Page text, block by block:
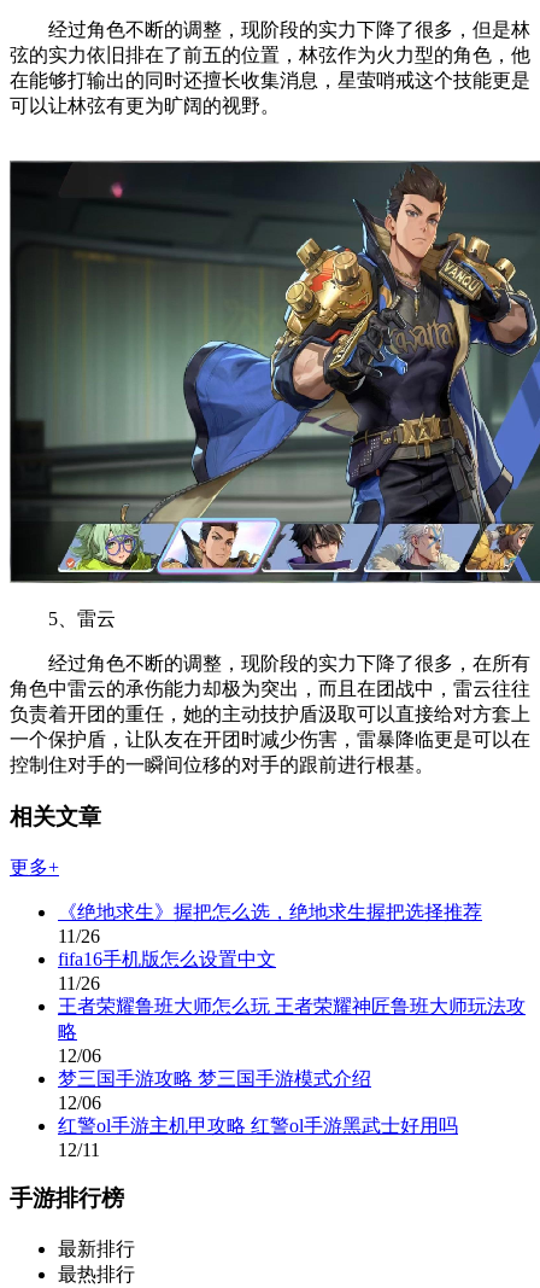
经过角色不断的调整，现阶段的实力下降了很多，但是林
弦的实力依旧排在了前五的位置，林弦作为火力型的角色，他
在能够打输出的同时还擅长收集消息，星萤哨戒这个技能更是
可以让林弦有更为旷阔的视野。
5、雷云
经过角色不断的调整，现阶段的实力下降了很多，在所有
角色中雷云的承伤能力却极为突出，而且在团战中，雷云往往
负责着开团的重任，她的主动技护盾汲取可以直接给对方套上
一个保护盾，让队友在开团时减少伤害，雷暴降临更是可以在
控制住对手的一瞬间位移的对手的跟前进行根基。
相关文章
更多+
《绝地求生》握把怎么选，绝地求生握把选择推荐
11/26
fifa16手机版怎么设置中文
11/26
王者荣耀鲁班大师怎么玩 王者荣耀神匠鲁班大师玩法攻
略
12/06
梦三国手游攻略 梦三国手游模式介绍
12/06
红警ol手游主机甲攻略 红警ol手游黑武士好用吗
12/11
手游排行榜
最新排行
最热排行